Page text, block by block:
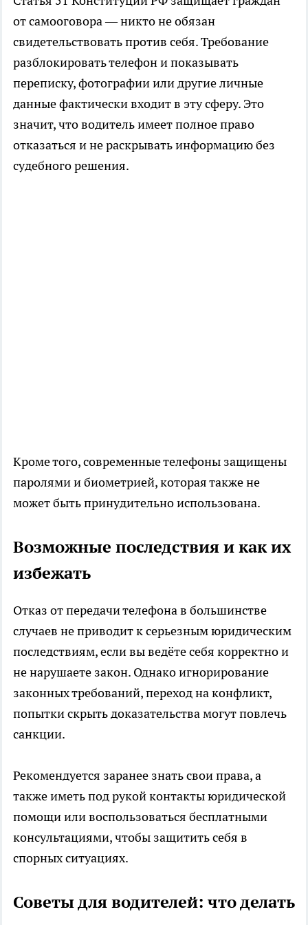
от самооговора — никто не обязан
свидетельствовать против себя. Требование
разблокировать телефон и показывать
переписку, фотографии или другие личные
данные фактически входит в эту сферу. Это
значит, что водитель имеет полное право
отказаться и не раскрывать информацию без
судебного решения.
Кроме того, современные телефоны защищены
паролями и биометрией, которая также не
может быть принудительно использована.
Возможные последствия и как их
избежать
Отказ от передачи телефона в большинстве
случаев не приводит к серьезным юридическим
последствиям, если вы ведёте себя корректно и
не нарушаете закон. Однако игнорирование
законных требований, переход на конфликт,
попытки скрыть доказательства могут повлечь
санкции.
Рекомендуется заранее знать свои права, а
также иметь под рукой контакты юридической
помощи или воспользоваться бесплатными
консультациями, чтобы защитить себя в
спорных ситуациях.
Советы для водителей: что делать